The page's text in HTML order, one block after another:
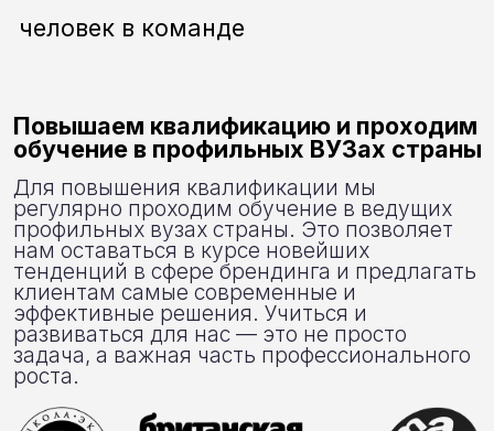
ожидания.
КОНТАКТЫ
Давайте познакомимся. Вы можете
прислать нам информацию
в свободной форме на почту или
оставить заявку. А мы напишем вам
в мессенджере, не отвлекая звонками.
Форма обратной связи